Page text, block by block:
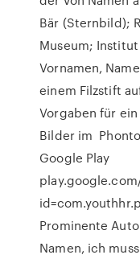
Bär (Sternbild);
Museum;
Vornamen,
einem Filzstift
Vorgaben für
Bilder im
Google Play
Prominente
Namen, ich